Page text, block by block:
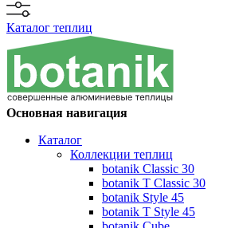
Каталог теплиц
Основная навигация
Каталог
Коллекции теплиц
botanik Classic 30
botanik T Classic 30
botanik Style 45
botanik Т Style 45